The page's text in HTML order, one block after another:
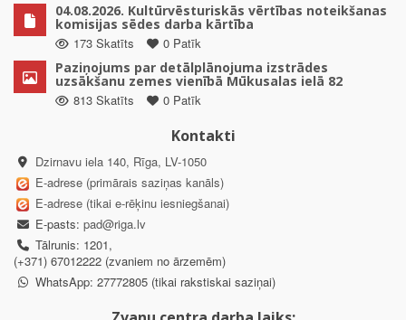
04.08.2026. Kultūrvēsturiskās vērtības noteikšanas
komisijas sēdes darba kārtība
173 Skatīts
0 Patīk
Paziņojums par detālplānojuma izstrādes
uzsākšanu zemes vienībā Mūkusalas ielā 82
813 Skatīts
0 Patīk
Kontakti
Dzirnavu iela 140, Rīga, LV-1050
E-adrese (primārais saziņas kanāls)
E-adrese (tikai e-rēķinu iesniegšanai)
E-pasts: pad@riga.lv
Tālrunis: 1201,
(+371) 67012222 (zvaniem no ārzemēm)
WhatsApp: 27772805 (tikai rakstiskai saziņai)